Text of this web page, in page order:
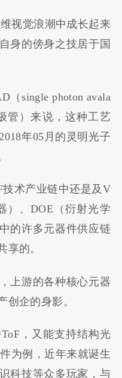
视觉浪潮中成长起来
身的傍身之技居于国
（single photon avala
管）来说，这种工艺
年05月的灵明光子
技术产业链中还是及V
）、DOE（衍射光学
的许多元器件供应链
享的。
上游的各种核心元器
创企的身影。
，又能支持结构光
为例，近年来就诞生
科技等众多玩家，与